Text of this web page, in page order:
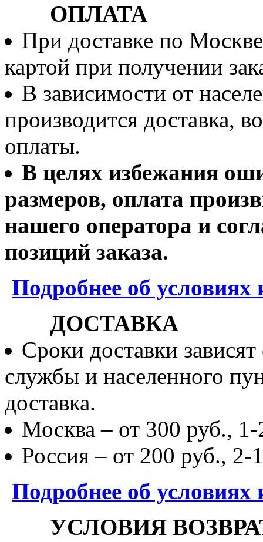
ОПЛАТА
При доставке по
картой при получении
В зависимости от
производится доставка,
оплаты.
В целях избежания
размеров, оплата
нашего оператора и
позиций заказа.
Подробнее об
ДОСТАВКА
Сроки доставки
службы и населенного
доставка.
Москва – от 300 руб.,
Россия – от 200 руб., 2-
Подробнее об условиях
УСЛОВИЯ